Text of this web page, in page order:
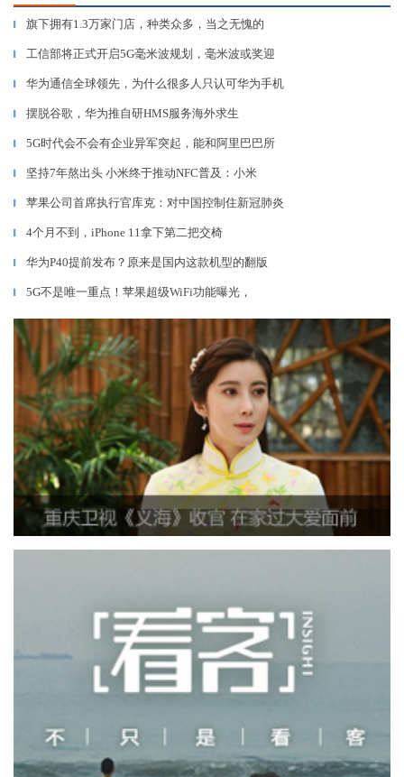
▎ 旗下拥有1.3万家门店，种类众多，当之无愧的
▎ 工信部将正式开启5G毫米波规划，毫米波或奖迎
▎ 华为通信全球领先，为什么很多人只认可华为手机
▎ 摆脱谷歌，华为推自研HMS服务海外求生
▎ 5G时代会不会有企业异军突起，能和阿里巴巴所
▎ 坚持7年熬出头 小米终于推动NFC普及：小米
▎ 苹果公司首席执行官库克：对中国控制住新冠肺炎
▎ 4个月不到，iPhone 11拿下第二把交椅
▎ 华为P40提前发布？原来是国内这款机型的翻版
▎ 5G不是唯一重点！苹果超级WiFi功能曝光，